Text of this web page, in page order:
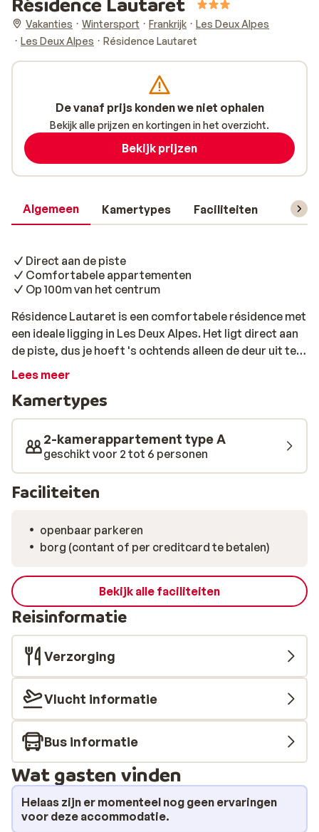
Vakanties Wintersport Frankrijk
Les Deux Alpes
Les Deux Alpes
Résidence Lautaret
Algemeen Kamertypes Faciliteiten
Direct aan de piste
Comfortabele appartementen
Op 100m van het centrum
Résidence Lautaret is een comfortabele résidence met
een ideale ligging in Les Deux Alpes. Het ligt direct aan
de piste, dus je hoeft 's ochtends alleen de deur uit te
stappen en je kunt aan je sportieve dag beginnen. De
ingericht. Het gezellige centrum van Deux Alpes vind je
al op 100 meter, dus dit is prima te voet te bereiken.
Hier is altijd wat te beleven. Struin langs de diverse
winkels, schuif aan in een leuk restaurant of doe mee
met de altijd bruisende après-ski. Dat wordt een
topvakantie!
Lees meer
Kamertypes
2-kamerappartement type A
geschikt voor 2 tot 6 personen
Faciliteiten
openbaar parkeren
borg (contant of per creditcard te betalen)
Bekijk alle faciliteiten
Reisinformatie
Verzorging
Vlucht informatie
Bus informatie
Wat gasten vinden
Helaas zijn er momenteel nog geen ervaringen
voor deze accommodatie.
De vanaf prijs konden we niet ophalen
Bekijk alle prijzen en kortingen in het overzicht.
Bekijk prijzen